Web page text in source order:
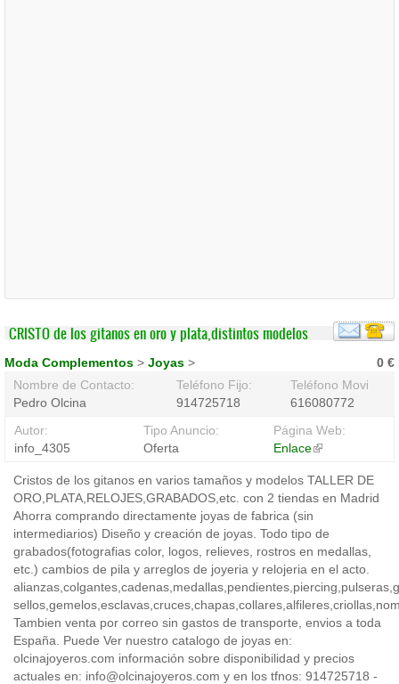
CRISTO de los gitanos en oro y plata,distintos modelos
0 €
Moda Complementos > Joyas >
Nombre de Contacto:
Pedro Olcina
Teléfono Fijo:
914725718
Teléfono Movil:
616080772
Autor:
info_4305
Tipo Anuncio:
Oferta
Página Web:
Enlace(link
external)
Cristos de los gitanos en varios tamaños y modelos TALLER DE
ORO,PLATA,RELOJES,GRABADOS,etc. con 2 tiendas en Madrid
Ahorra comprando directamente joyas de fabrica (sin
intermediarios) Diseño y creación de joyas. Todo tipo de
grabados(fotografias color, logos, relieves, rostros en medallas,
etc.) cambios de pila y arreglos de joyeria y relojeria en el acto.
Tambien venta por correo sin gastos de transporte, envios a toda
España. Puede Ver nuestro catalogo de joyas en:
olcinajoyeros.com información sobre disponibilidad y precios
actuales en: info@olcinajoyeros.com y en los tfnos: 914725718 -